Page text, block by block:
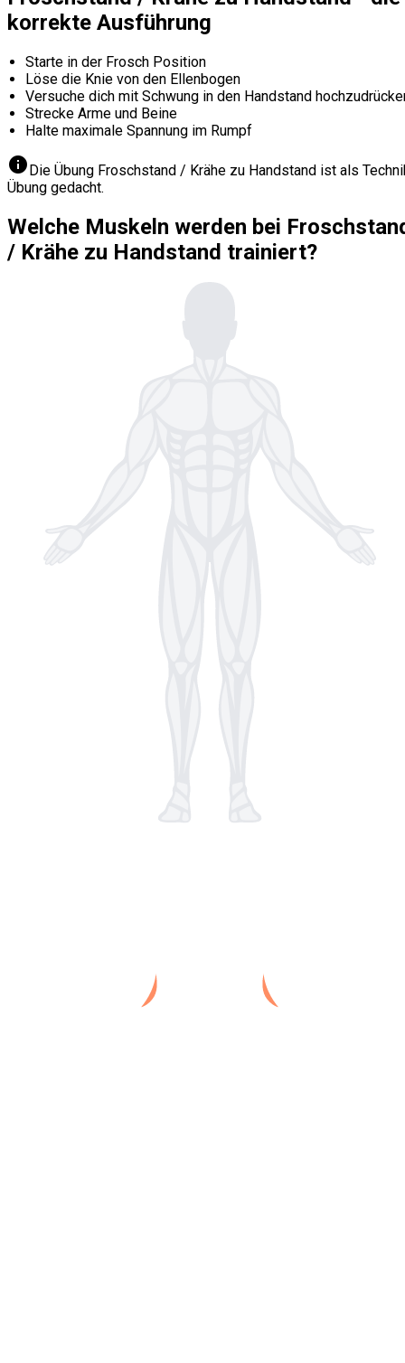
korrekte Ausführung
Starte in der Frosch Position
Löse die Knie von den Ellenbogen
Versuche dich mit Schwung in den Handstand
Strecke Arme und Beine
Halte maximale Spannung im Rumpf
infoDie Übung Froschstand / Krähe zu Handstand ist als
Übung gedacht.
Welche Muskeln werden bei
/ Krähe zu Handstand trainiert?